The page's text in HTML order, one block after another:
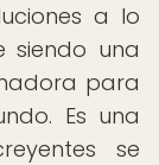
a lo
siendo una
para
Es una
se